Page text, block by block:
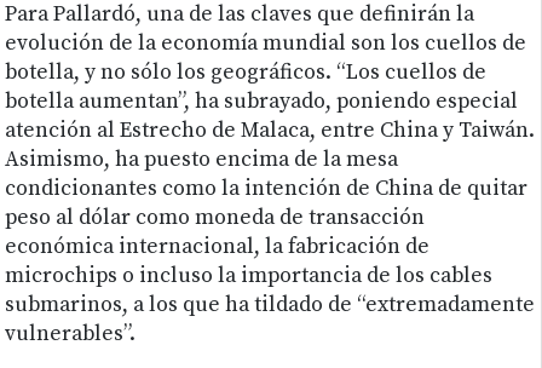
Para Pallardó, una de las claves que definirán la
evolución de la economía mundial son los cuellos de
botella, y no sólo los geográficos. “Los cuellos de
botella aumentan”, ha subrayado, poniendo especial
atención al Estrecho de Malaca, entre China y Taiwán.
Asimismo, ha puesto encima de la mesa
condicionantes como la intención de China de quitar
peso al dólar como moneda de transacción
económica internacional, la fabricación de
microchips o incluso la importancia de los cables
submarinos, a los que ha tildado de “extremadamente
vulnerables”.